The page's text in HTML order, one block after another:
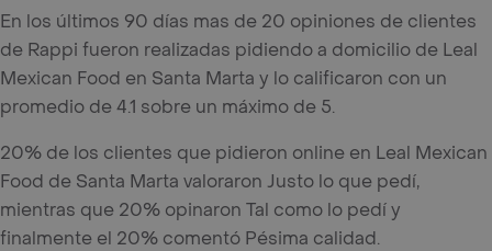
En los últimos 90 días mas de 20 opiniones de clientes
de Rappi fueron realizadas pidiendo a domicilio de Leal
Mexican Food en Santa Marta y lo calificaron con un
promedio de 4.1 sobre un máximo de 5.
20% de los clientes que pidieron online en Leal Mexican
Food de Santa Marta valoraron Justo lo que pedí,
mientras que 20% opinaron Tal como lo pedí y
finalmente el 20% comentó Pésima calidad.